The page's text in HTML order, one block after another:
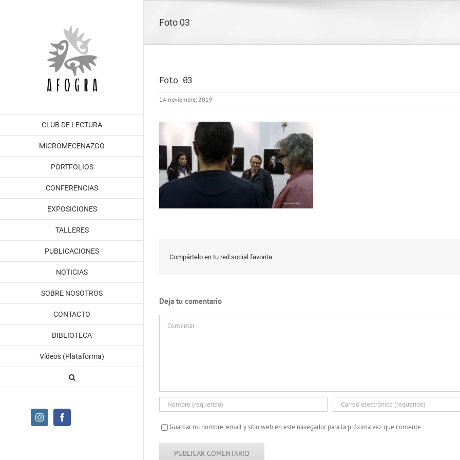
CLUB DE LECTURA
MICROMECENAZGO
PORTFOLIOS
CONFERENCIAS
EXPOSICIONES
TALLERES
PUBLICACIONES
NOTICIAS
SOBRE NOSOTROS
CONTACTO
BIBLIOTECA
Vídeos (Plataforma)
Instagram
Foto 03
Foto 03
14 noviembre, 2019
Compártelo en tu red social favorita
Deja tu comentario
Guardar mi nombre, email y sitio web en este navegador para la próxima vez que comente.